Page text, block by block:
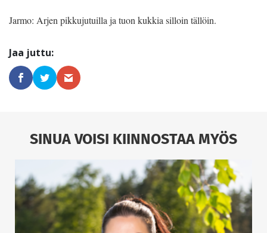
Jarmo: Arjen pikkujutuilla ja tuon kukkia silloin tällöin.
SINUA VOISI KIINNOSTAA MYÖS